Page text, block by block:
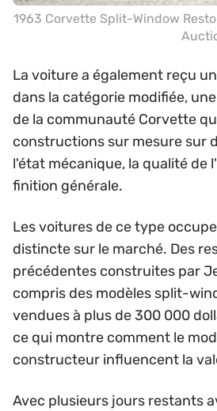
1963 Corvette Split-Window
La voiture a également reçu
dans la catégorie modifiée,
de la communauté Corvette
constructions sur mesure sur
l'état mécanique, la qualité de
finition générale.
Les voitures de ce type
distincte sur le marché. Des
précédentes construites par
compris des modèles split-
vendues à plus de 300 000
ce qui montre comment le
constructeur influencent la
Avec plusieurs jours restants